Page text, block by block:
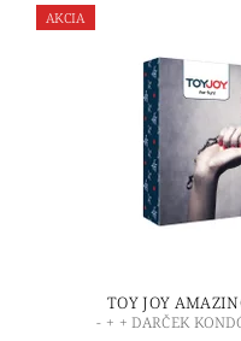
AKCIA
TOY JOY
- + + DARČEK